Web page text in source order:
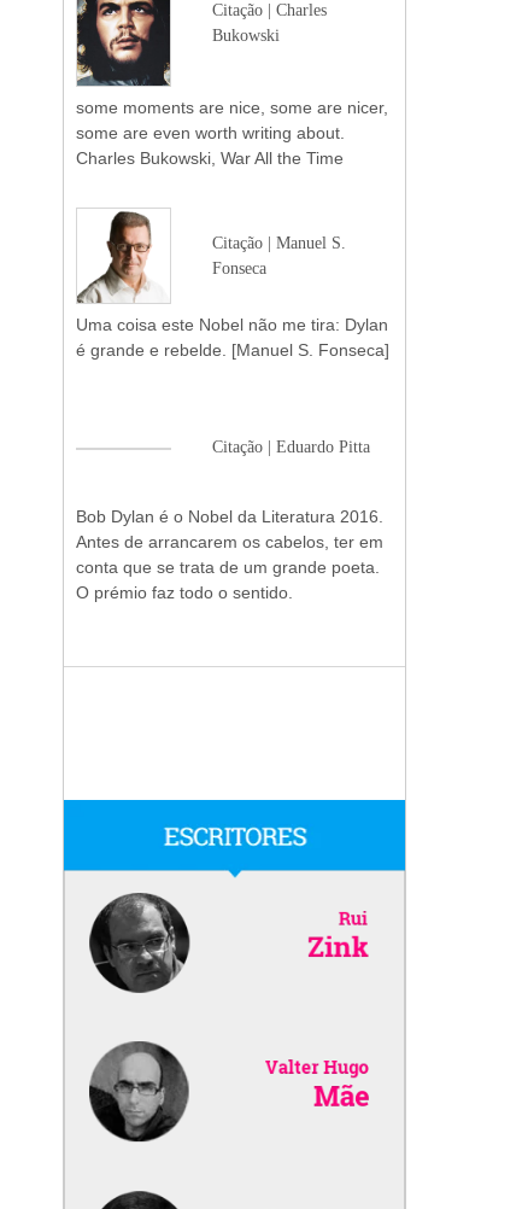
Citação | Charles
Bukowski
some moments are nice, some are nicer,
some are even worth writing about.
Charles Bukowski, War All the Time
Citação | Manuel S.
Fonseca
Uma coisa este Nobel não me tira: Dylan
é grande e rebelde. [Manuel S. Fonseca]
Citação | Eduardo Pitta
Bob Dylan é o Nobel da Literatura 2016.
Antes de arrancarem os cabelos, ter em
conta que se trata de um grande poeta.
O prémio faz todo o sentido.